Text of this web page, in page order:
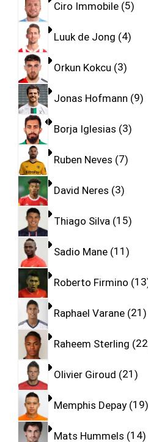
Ciro Immobile 5
Luuk de Jong 4
Orkun Kokcu 3
Jonas Hofmann 9
Borja Iglesias 3
Ruben Neves 7
David Neres 3
Thiago Silva 15
Sadio Mane 11
Roberto Firmino 13
Raphael Varane 21
Raheem Sterling 22
Olivier Giroud 21
Memphis Depay 19
Mats Hummels 14